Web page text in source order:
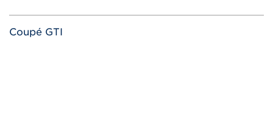
Coupé GTI